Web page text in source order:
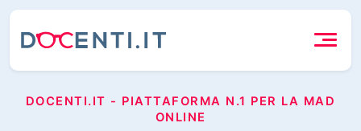
DOCENTI.IT - PIATTAFORMA N.1 PER LA MAD
ONLINE